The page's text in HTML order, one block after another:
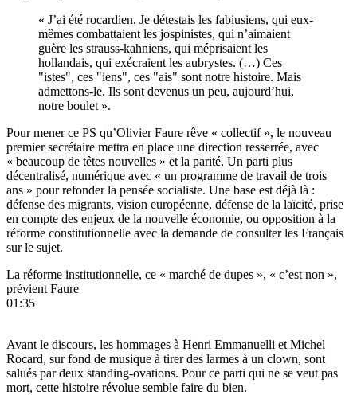
« J’ai été rocardien. Je détestais les fabiusiens, qui eux-
mêmes combattaient les jospinistes, qui n’aimaient
guère les strauss-kahniens, qui méprisaient les
hollandais, qui exécraient les aubrystes. (…) Ces
"istes", ces "iens", ces "ais" sont notre histoire. Mais
admettons-le. Ils sont devenus un peu, aujourd’hui,
notre boulet ».
Pour mener ce PS qu’Olivier Faure rêve « collectif », le nouveau
premier secrétaire mettra en place une direction resserrée, avec
« beaucoup de têtes nouvelles » et la parité. Un parti plus
décentralisé, numérique avec « un programme de travail de trois
ans » pour refonder la pensée socialiste. Une base est déjà là :
défense des migrants, vision européenne, défense de la laïcité, prise
en compte des enjeux de la nouvelle économie, ou opposition à la
réforme constitutionnelle avec la demande de consulter les Français
sur le sujet.
La réforme institutionnelle, ce « marché de dupes », « c’est non »,
prévient Faure
01:35
Avant le discours, les hommages à Henri Emmanuelli et Michel
Rocard, sur fond de musique à tirer des larmes à un clown, sont
salués par deux standing-ovations. Pour ce parti qui ne se veut pas
mort, cette histoire révolue semble faire du bien.